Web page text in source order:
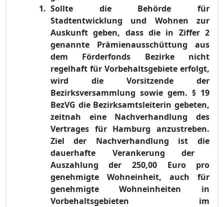
Sollte die Behörde für
Stadtentwicklung und Wohnen zur
Auskunft geben, dass die in Ziffer 2
genannte Prämienausschüttung aus
dem Förderfonds Bezirke nicht
regelhaft für Vorbehaltsgebiete erfolgt,
wird die Vorsitzende der
Bezirksversammlung sowie gem.§ 19
BezVG die Bezirksamtsleiterin gebeten,
zeitnah eine Nachverhandlung des
Vertrages für Hamburg anzustreben.
Ziel der Nachverhandlung ist die
dauerhafte Verankerung der
Auszahlung der
250,00 Europro
genehmigte Wohneinheit, auch für
genehmigte Wohneinheiten in
Vorbehaltsgebieten im